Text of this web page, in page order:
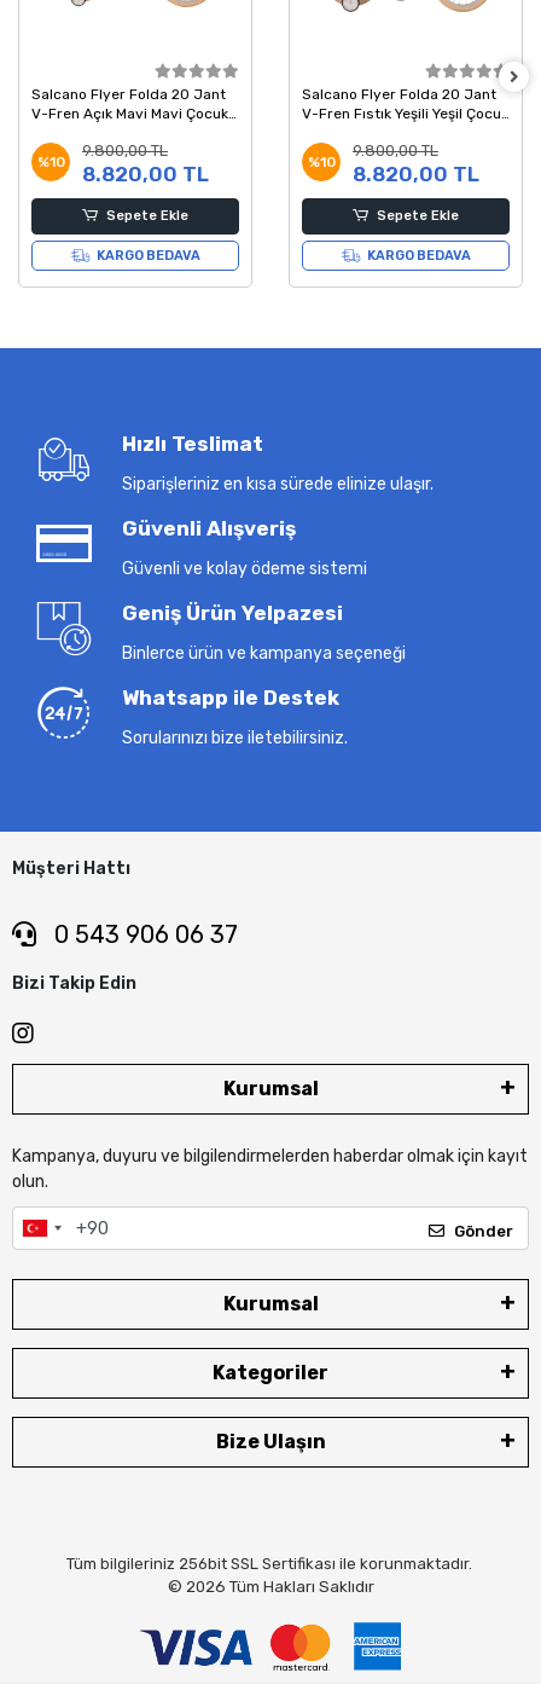
Salcano Flyer Folda 20 Jant
V-Fren Açık Mavi Mavi Çocuk
%10
9.800,00 TL
8.820,00 TL
Sepete Ekle
KARGO BEDAVA
Salcano Flyer Folda 20 Jant
V-Fren Fıstık Yeşili Yeşil Çocuk
%10
9.800,00 TL
8.820,00 TL
Sepete Ekle
KARGO BEDAVA
Hızlı Teslimat
Siparişleriniz en kısa sürede elinize ulaşır.
Güvenli Alışveriş
Güvenli ve kolay ödeme sistemi
Geniş Ürün Yelpazesi
Binlerce ürün ve kampanya seçeneği
Whatsapp ile Destek
Sorularınızı bize iletebilirsiniz.
Müşteri Hattı
0 543 906 06 37
Bizi Takip Edin
Kurumsal
Kampanya, duyuru ve bilgilendirmelerden haberdar olmak için kayıt
olun.
Gönder
Kurumsal
Kategoriler
Bize Ulaşın
Tüm bilgileriniz 256bit SSL Sertifikası ile korunmaktadır.
© 2026 Tüm Hakları Saklıdır